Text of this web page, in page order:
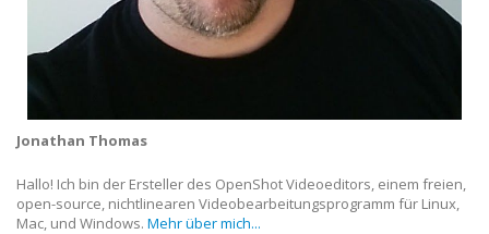
Jonathan Thomas
Hallo! Ich bin der Ersteller des OpenShot Videoeditors, einem freien,
open-source, nichtlinearen Videobearbeitungsprogramm für Linux,
Mac, und Windows. Mehr über mich...